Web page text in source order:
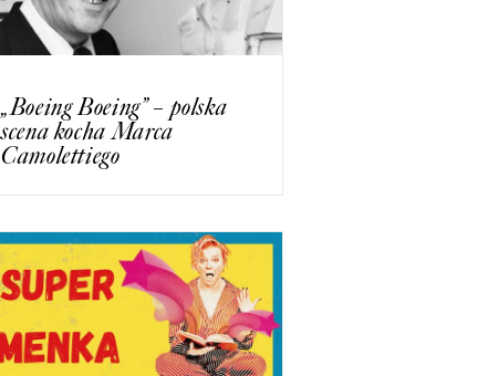
„Boeing Boeing” – polska
scena kocha Marca
Camolettiego